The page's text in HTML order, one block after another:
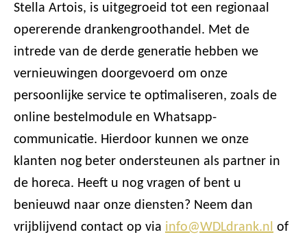
Stella Artois, is uitgegroeid tot een regionaal
opererende drankengroothandel. Met de
intrede van de derde generatie hebben we
vernieuwingen doorgevoerd om onze
persoonlijke service te optimaliseren, zoals de
online bestelmodule en Whatsapp-
communicatie. Hierdoor kunnen we onze
klanten nog beter ondersteunen als partner in
de horeca. Heeft u nog vragen of bent u
benieuwd naar onze diensten? Neem dan
vrijblijvend contact op via info@WDLdrank.nl of